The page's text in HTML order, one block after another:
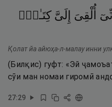
أُلْقِىَ إِلَىَّ كِتَـٰبٌۭ
Қолат йа айюҳа-л-малау инни
(Билқис) гуфт: «Эй
сӯи ман номаи гиромӣ
27:29